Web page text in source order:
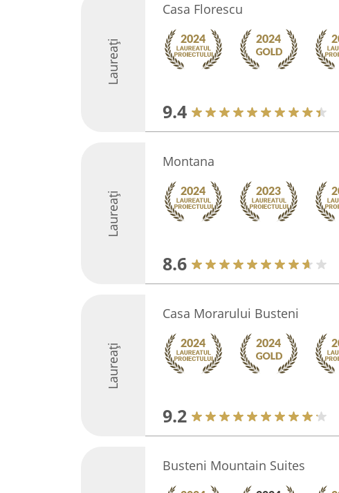
Laureați
Casa Florescu
9.4
Laureați
Montana
8.6
Laureați
Casa Morarului Busteni
9.2
Busteni Mountain Suites